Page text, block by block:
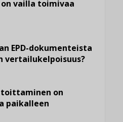
vailla toimivaa
EPD-dokumenteista
vertailukelpoisuus?
on
paikalleen